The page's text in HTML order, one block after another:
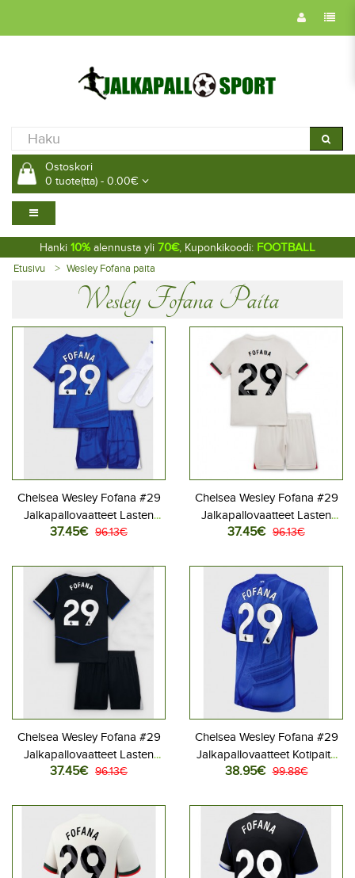
Ostoskori
0 tuote(tta) - 0.00€
Hanki 10% alennusta yli 70€, Kuponkikoodi: FOOTBALL
Etusivu Wesley Fofana paita
Wesley Fofana Paita
Chelsea Wesley Fofana #29
Jalkapallovaatteet Lasten
Kotipeliasu 2025-26
housut)
37.45€ 96.13€
Chelsea Wesley Fofana #29
Jalkapallovaatteet Lasten
Vieraspeliasu 2025-26
housut)
37.45€ 96.13€
Chelsea Wesley Fofana #29
Jalkapallovaatteet Lasten
Kolmas peliasu 2025-26
housut)
37.45€ 96.13€
Chelsea Wesley Fofana #29
Jalkapallovaatteet Kotipaita
2025-26 Lyhythihainen
38.95€ 99.88€